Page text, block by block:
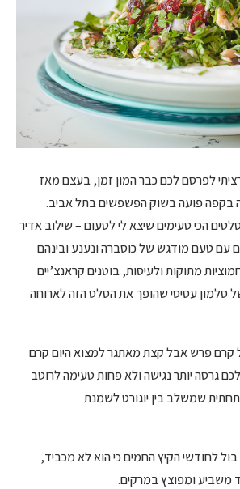
לפרסם לכם כבר המון זמן, בעצם מאז
בקפה פועה בשוק הפשפשים בתל אביב.
הכי טעימים שיצא לי לטעום – שילוב אדיר
עם טעם מודגש של כוסברה ונענע ובינהם
מתוקות ולעיסות, בוטנים קראנצ’יים
סלמון עסיסי שהופך את הסלט הזה לארוחה
פרש אבל קצת מאתגר למצוא היום קרם
גרסה יותר נגישה ולא פחות טעימה לרוטב
שמשלב בין יוגורט לשמנת
לחודשי הקיץ החמים כי הוא לא מכביד,
משביע ומפוצץ במרקים.